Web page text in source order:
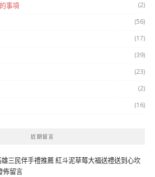
事項 (2)
(56)
(17)
(39)
(23)
(2)
(16)
近期留言
雄三民伴手禮推薦 紅斗泥草莓大福送禮送到心坎
佈留言